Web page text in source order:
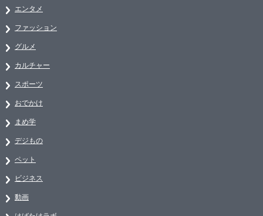
エンタメ
ファッション
グルメ
カルチャー
スポーツ
おでかけ
まめ学
デジもの
ペット
ビジネス
動画